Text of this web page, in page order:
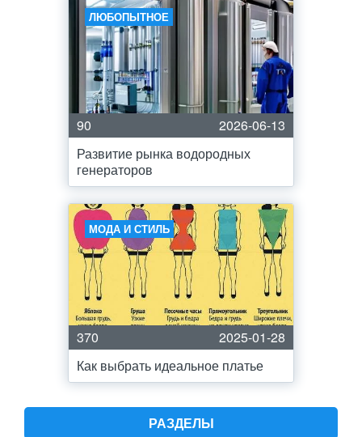
ЛЮБОПЫТНОЕ
90
2026-06-13
Развитие рынка водородных
генераторов
МОДА И СТИЛЬ
370
2025-01-28
Как выбрать идеальное платье
РАЗДЕЛЫ